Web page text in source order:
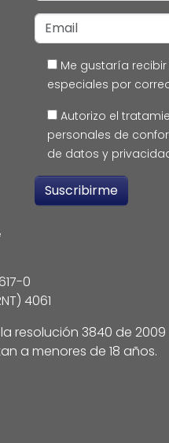
Me gustaría
especiales por
Autorizo el
personales de
de datos y
0
4061
resolución 3840 de 2009
a menores de 18 años.